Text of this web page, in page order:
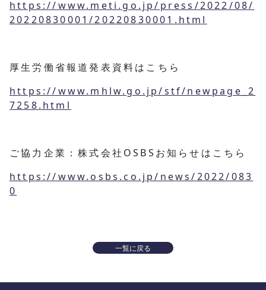
https://www.meti.go.jp/press/2022/08/
20220830001/20220830001.html
厚生労働省報道発表資料はこちら
https://www.mhlw.go.jp/stf/newpage_2
7258.html
ご協力企業：株式会社OSBSお知らせはこちら
https://www.osbs.co.jp/news/2022/083
0
一覧に戻る